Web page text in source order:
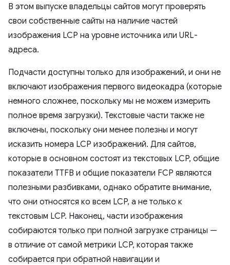
В этом выпуске владельцы сайтов могут проверять
свои собственные сайты на наличие частей
изображения LCP на уровне источника или URL-
адреса.
Подчасти доступны только для изображений, и они не
включают изображения первого видеокадра (которые
немного сложнее, поскольку мы не можем измерить
полное время загрузки). Текстовые части также не
включены, поскольку они менее полезны и могут
исказить номера LCP изображений. Для сайтов,
которые в основном состоят из текстовых LCP, общие
показатели TTFB и общие показатели FCP являются
полезными разбивками, однако обратите внимание,
что они относятся ко всем LCP, а не только к
текстовым LCP. Наконец, части изображения
собираются только при полной загрузке страницы —
в отличие от самой метрики LCP, которая также
собирается при обратной навигации и